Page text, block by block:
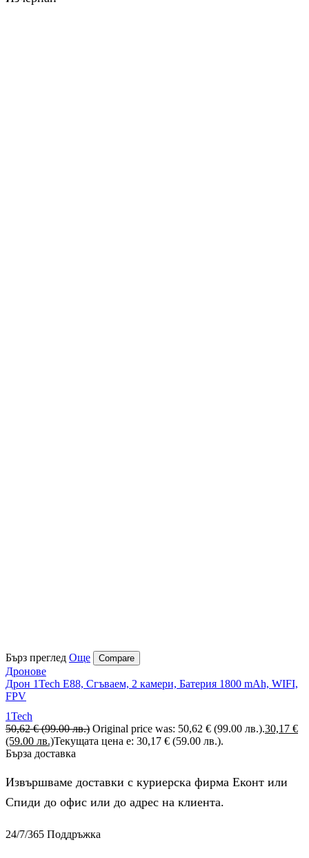
Бърз преглед Още Compare
Дронове
Дрон 1Tech E88, Сгъваем, 2 камери, Батерия 1800 mAh, WIFI,
FPV
1Tech
50,62€ (99.00 лв.) Original price was: 50,62 € (99.00 лв.).30,17 €
(59.00 лв.)Текущата цена е: 30,17 € (59.00 лв.).
Бърза доставка
Извършваме доставки с куриерска фирма Еконт или
Спиди до офис или до адрес на клиента.
24/7/365 Поддръжка